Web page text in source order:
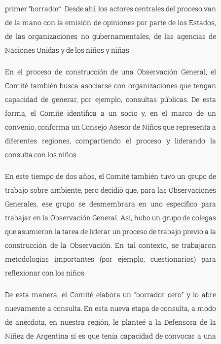
primer “borrador”. Desde ahí, los actores centrales del proceso van
de la mano con la emisión de opiniones por parte de los Estados,
de las organizaciones no gubernamentales, de las agencias de
Naciones Unidas y de los niños y niñas.
En el proceso de construcción de una Observación General, el
Comité también busca asociarse con organizaciones que tengan
capacidad de generar, por ejemplo, consultas públicas. De esta
forma, el Comité identifica a un socio y, en el marco de un
convenio, conforma un Consejo Asesor de Niños que representa a
diferentes regiones, compartiendo el proceso y liderando la
consulta con los niños.
En este tiempo de dos años, el Comité también tuvo un grupo de
trabajo sobre ambiente, pero decidió que, para las Observaciones
Generales, ese grupo se desmembrara en uno específico para
trabajar en la Observación General. Así, hubo un grupo de colegas
que asumieron la tarea de liderar un proceso de trabajo previo a la
construcción de la Observación. En tal contexto, se trabajaron
metodologías importantes (por ejemplo, cuestionarios) para
reflexionar con los niños.
De esta manera, el Comité elabora un “borrador cero” y lo abre
nuevamente a consulta. En esta nueva etapa de consulta, a modo
de anécdota, en nuestra región, le planteé a la Defensora de la
Niñez de Argentina si es que tenía capacidad de convocar a una